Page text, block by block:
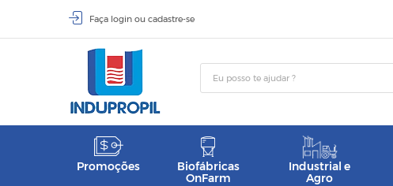
Faça login ou cadastre-se
Promoções
Biofábricas
OnFarm
Industrial e
Agro